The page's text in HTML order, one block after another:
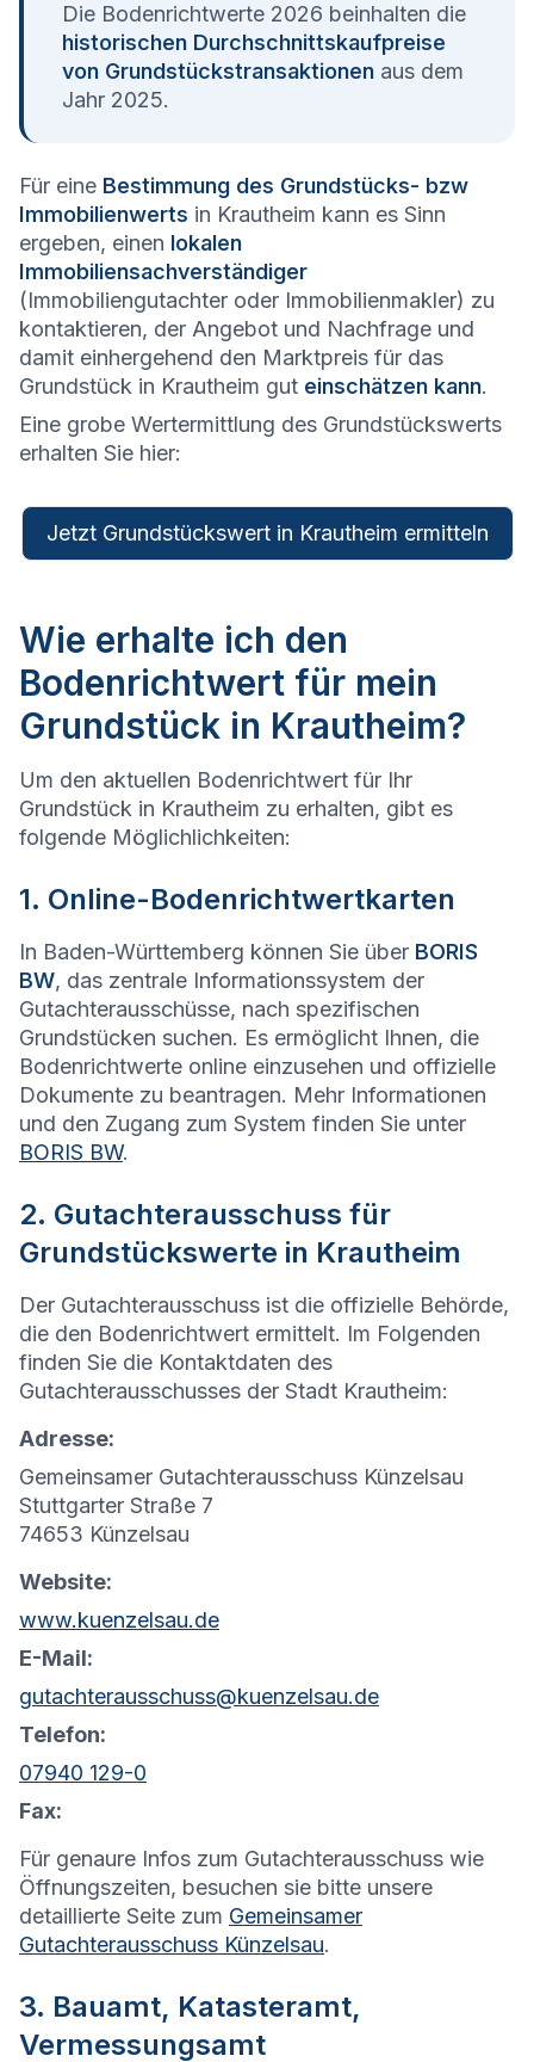
Die Bodenrichtwerte 2026 beinhalten die
historischen Durchschnittskaufpreise
von Grundstückstransaktionen aus dem
Jahr 2025.
Für eine Bestimmung des Grundstücks- bzw
Immobilienwerts in Krautheim kann es Sinn
ergeben, einen lokalen
Immobiliensachverständiger
(Immobiliengutachter oder Immobilienmakler) zu
kontaktieren, der Angebot und Nachfrage und
damit einhergehend den Marktpreis für das
Grundstück in Krautheim gut einschätzen kann.
Eine grobe Wertermittlung des Grundstückswerts
erhalten Sie hier:
Jetzt Grundstückswert in Krautheim ermitteln
Wie erhalte ich den
Bodenrichtwert für mein
Grundstück in Krautheim?
Um den aktuellen Bodenrichtwert für Ihr
Grundstück in Krautheim zu erhalten, gibt es
folgende Möglichlichkeiten:
1. Online-Bodenrichtwertkarten
In Baden-Württemberg können Sie über BORIS
BW, das zentrale Informationssystem der
Gutachterausschüsse, nach spezifischen
Grundstücken suchen. Es ermöglicht Ihnen, die
Bodenrichtwerte online einzusehen und offizielle
Dokumente zu beantragen. Mehr Informationen
und den Zugang zum System finden Sie unter
BORIS BW.
2. Gutachterausschuss für
Grundstückswerte in Krautheim
Der Gutachterausschuss ist die offizielle Behörde,
die den Bodenrichtwert ermittelt. Im Folgenden
finden Sie die Kontaktdaten des
Gutachterausschusses der Stadt Krautheim:
Adresse:
Gemeinsamer Gutachterausschuss Künzelsau
Stuttgarter Straße 7
74653 Künzelsau
Website:
www.kuenzelsau.de
E-Mail:
gutachterausschuss@kuenzelsau.de
Telefon:
07940 129-0
Fax:
Für genaure Infos zum Gutachterausschuss wie
Öffnungszeiten, besuchen sie bitte unsere
detaillierte Seite zum Gemeinsamer
Gutachterausschuss Künzelsau.
3. Bauamt, Katasteramt,
Vermessungsamt